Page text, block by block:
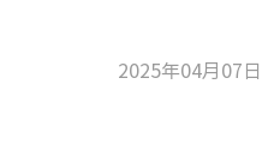
2025年04月07日